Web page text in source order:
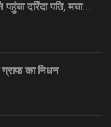
दरिंदा पति, मचा…
का निधन